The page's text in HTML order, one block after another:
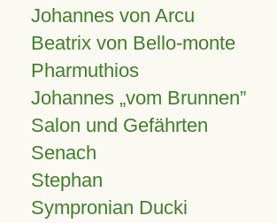
Johannes von Arcu
Beatrix von Bello-monte
Pharmuthios
Johannes vom Brunnen
Salon und Gefährten
Senach
Stephan
Sympronian Ducki